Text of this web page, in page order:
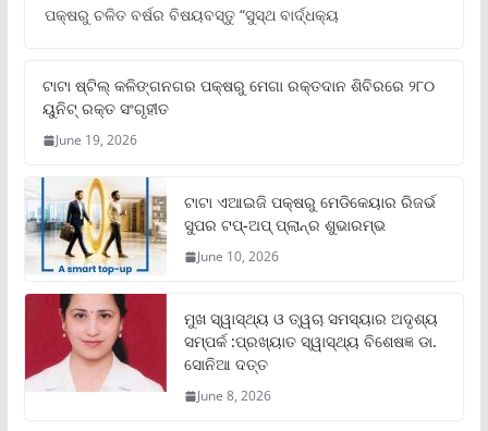
ପକ୍ଷରୁ ଚଳିତ ବର୍ଷର ବିଷୟବସ୍ତୁ “ସୁସ୍ଥ ବାର୍ଦ୍ଧକ୍ୟ
ଟାଟା ଷ୍ଟିଲ୍‌ କଳିଙ୍ଗନଗର ପକ୍ଷରୁ ମେଗା ରକ୍ତଦାନ ଶିବିରରେ ୨୮୦
ୟୁନିଟ୍‌ ରକ୍ତ ସଂଗୃହୀତ
June 19, 2026
ଟାଟା ଏଆଇଜି ପକ୍ଷରୁ ମେଡିକେୟାର ରିଜର୍ଭ
ସୁପର ଟପ୍‌-ଅପ୍ ପ୍ଲାନ୍‌ର ଶୁଭାରମ୍ଭ
June 10, 2026
ମୁଖ ସ୍ୱାସ୍ଥ୍ୟ ଓ ତ୍ୱଚା ସମସ୍ୟାର ଅଦୃଶ୍ୟ
ସମ୍ପର୍କ :ପ୍ରଖ୍ୟାତ ସ୍ୱାସ୍ଥ୍ୟ ବିଶେଷଜ୍ଞ ଡା.
ସୋନିଆ ଦତ୍ତ
June 8, 2026